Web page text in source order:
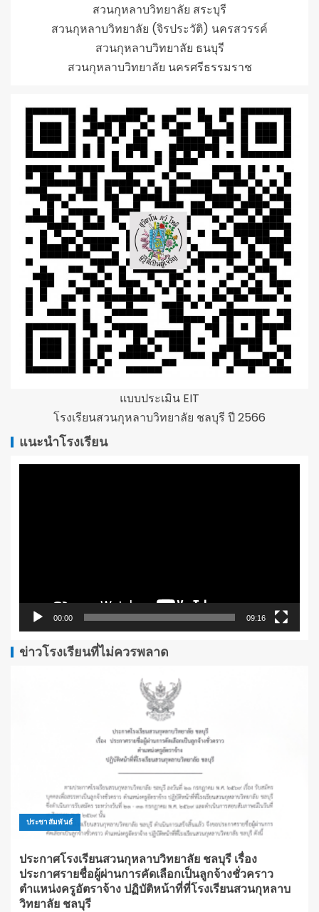
สวนกุหลาบวิทยาลัย สระบุรี
สวนกุหลาบวิทยาลัย (จิรประวัติ) นครสวรรค์
สวนกุหลาบวิทยาลัย ธนบุรี
สวนกุหลาบวิทยาลัย นครศรีธรรมราช
แบบประเมิน EIT
โรงเรียนสวนกุหลาบวิทยาลัย ชลบุรี ปี 2566
แนะนำโรงเรียน
00:00 09:16
ข่าวโรงเรียนที่ไม่ควรพลาด
ประชาสัมพันธ์
ประกาศโรงเรียนสวนกุหลาบวิทยาลัย ชลบุรี เรื่อง
ประกาศรายชื่อผู้ผ่านการคัดเลือกเป็นลูกจ้างชั่วคราว
ตำแหน่งครูอัตราจ้าง ปฏิบัติหน้าที่ที่โรงเรียนสวนกุหลาบ
วิทยาลัย ชลบุรี